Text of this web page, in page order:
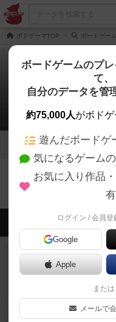
ボドゲーマTOP ボードゲー
ピク
2 1
ピクチ
会
レビュー ラ
数
と
約2
ブ
ボードゲームのプ
て、
自分のデータを管
約75,000人がボドゲ
遊んだボードゲ
気になるゲーム
お気に入り作品
有
ログイン / 会員登
Google
Apple
または
メールで